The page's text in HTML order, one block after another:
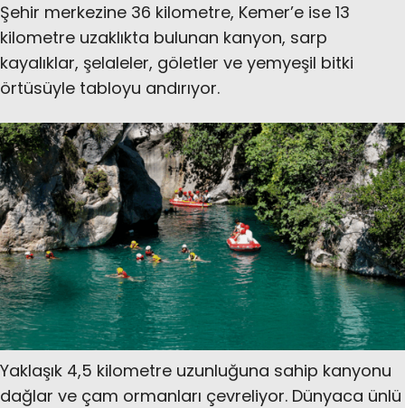
Şehir merkezine 36 kilometre, Kemer’e ise 13
kilometre uzaklıkta bulunan kanyon, sarp
kayalıklar, şelaleler, göletler ve yemyeşil bitki
örtüsüyle tabloyu andırıyor.
Yaklaşık 4,5 kilometre uzunluğuna sahip kanyonu
dağlar ve çam ormanları çevreliyor. Dünyaca ünlü